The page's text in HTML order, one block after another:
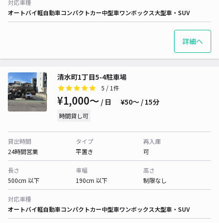
対応車種
オートバイ軽自動車コンパクトカー中型車ワンボックス大型車・SUV
詳細へ
清水町1丁目5-4駐車場
5 / 1件
¥1,000〜 / 日 ¥50〜 / 15分
時間貸し可
貸出時間
24時間営業
タイプ
平置き
再入庫
可
長さ
500cm 以下
車幅
190cm 以下
高さ
制限なし
対応車種
オートバイ軽自動車コンパクトカー中型車ワンボックス大型車・SUV